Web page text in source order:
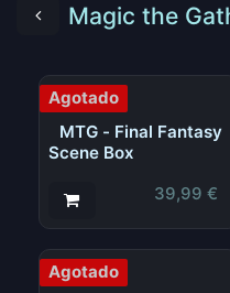
Magic the
Agotado
MTG - Final Fantasy
Scene Box
39,99 €
Agotado